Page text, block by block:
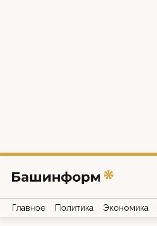
Главное Политика Экономика